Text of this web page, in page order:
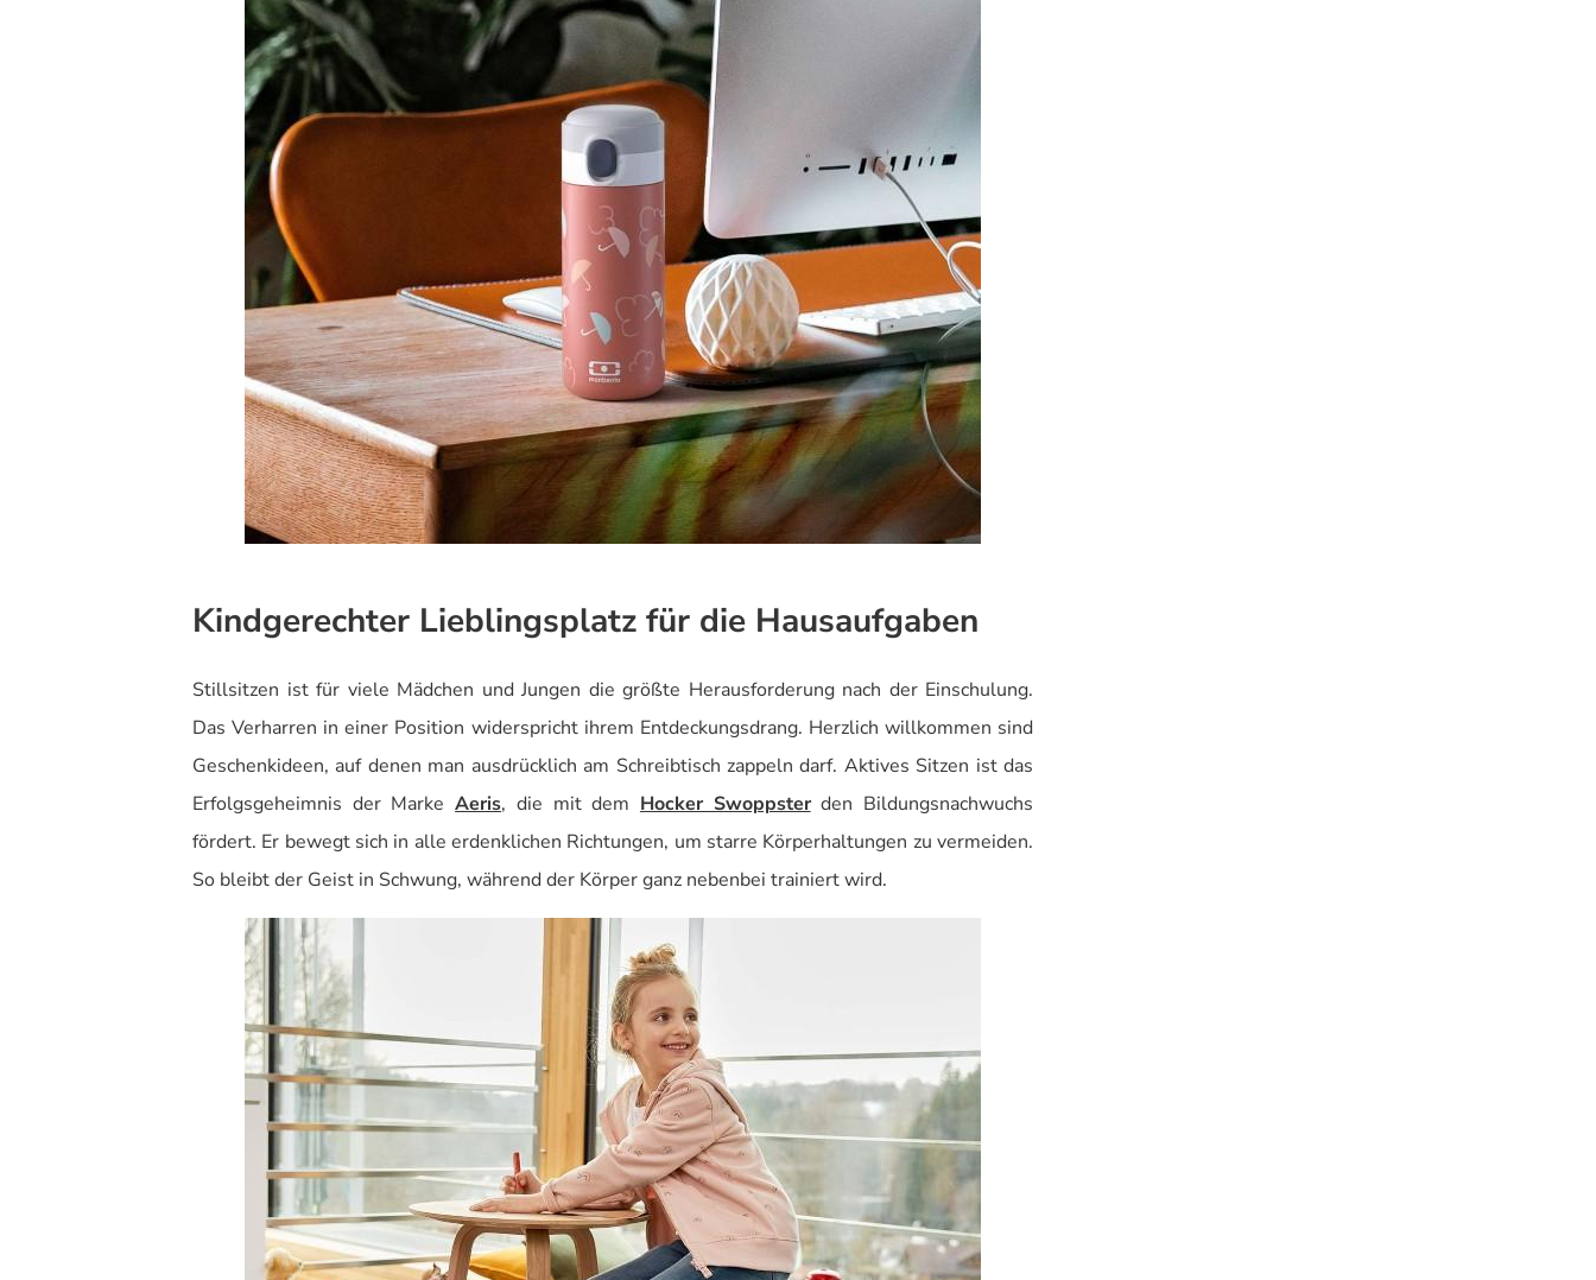
Kindgerechter Lieblingsplatz für die Hausaufgaben
Stillsitzen ist für viele Mädchen und Jungen die größte Herausforderung nach der Einschulung.
Das Verharren in einer Position widerspricht ihrem Entdeckungsdrang. Herzlich willkommen sind
Geschenkideen, auf denen man ausdrücklich am Schreibtisch zappeln darf. Aktives Sitzen ist das
Erfolgsgeheimnis der MarkeAeris, die mit dem Hocker Swoppsterden Bildungsnachwuchs
fördert. Er bewegt sich in alle erdenklichen Richtungen, um starre Körperhaltungen zu vermeiden.
So bleibt der Geist in Schwung, während der Körper ganz nebenbei trainiert wird.